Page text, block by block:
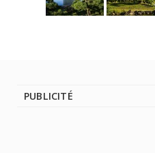
PUBLICITÉ